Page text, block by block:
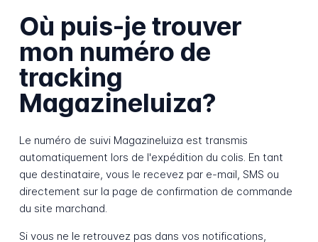
Où puis-je trouver
mon numéro de
tracking
Magazineluiza?
Le numéro de suivi Magazineluiza est transmis
automatiquement lors de l'expédition du colis. En tant
que destinataire, vous le recevez par e-mail, SMS ou
directement sur la page de confirmation de commande
du site marchand.
Si vous ne le retrouvez pas dans vos notifications,